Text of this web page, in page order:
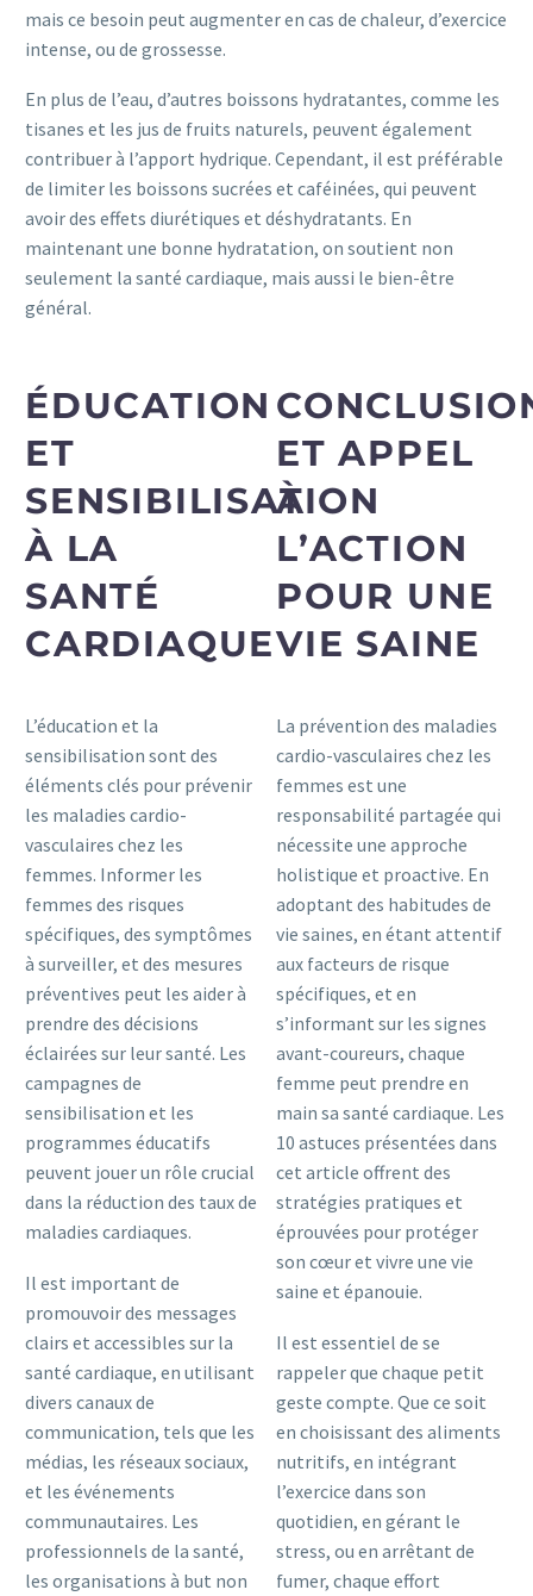
mais ce besoin peut augmenter en cas de chaleur, d’exercice
intense, ou de grossesse.
En plus de l’eau, d’autres boissons hydratantes, comme les
tisanes et les jus de fruits naturels, peuvent également
contribuer à l’apport hydrique. Cependant, il est préférable
de limiter les boissons sucrées et caféinées, qui peuvent
avoir des effets diurétiques et déshydratants. En
maintenant une bonne hydratation, on soutient non
seulement la santé cardiaque, mais aussi le bien-être
général.
ÉDUCATION
ET
SENSIBILISATION
À LA
SANTÉ
CARDIAQUE
L’éducation et la
sensibilisation sont des
éléments clés pour prévenir
les maladies cardio-
vasculaires chez les
femmes. Informer les
femmes des risques
spécifiques, des symptômes
à surveiller, et des mesures
préventives peut les aider à
prendre des décisions
éclairées sur leur santé. Les
campagnes de
sensibilisation et les
programmes éducatifs
peuvent jouer un rôle crucial
dans la réduction des taux de
maladies cardiaques.
Il est important de
promouvoir des messages
clairs et accessibles sur la
santé cardiaque, en utilisant
divers canaux de
communication, tels que les
médias, les réseaux sociaux,
et les événements
communautaires. Les
professionnels de la santé,
les organisations à but non
ET APPEL
À
L’ACTION
POUR UNE
VIE SAINE
La prévention des maladies
cardio-vasculaires chez les
femmes est une
responsabilité partagée qui
nécessite une approche
holistique et proactive. En
adoptant des habitudes de
vie saines, en étant attentif
aux facteurs de risque
spécifiques, et en
s’informant sur les signes
avant-coureurs, chaque
femme peut prendre en
main sa santé cardiaque. Les
10 astuces présentées dans
cet article offrent des
stratégies pratiques et
éprouvées pour protéger
son cœur et vivre une vie
saine et épanouie.
Il est essentiel de se
rappeler que chaque petit
geste compte. Que ce soit
en choisissant des aliments
nutritifs, en intégrant
l’exercice dans son
quotidien, en gérant le
stress, ou en arrêtant de
fumer, chaque effort